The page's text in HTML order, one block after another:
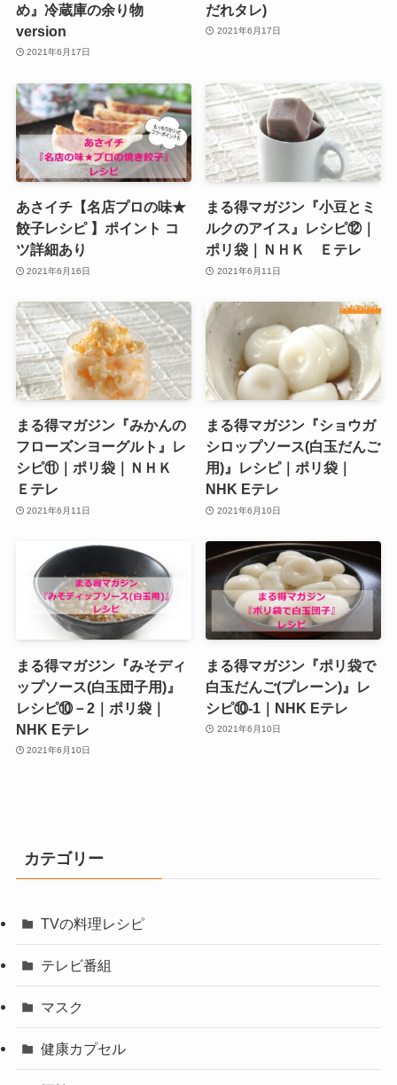
め』冷蔵庫の余り物
version
2021年6月17日
だれタレ)
2021年6月17日
あさイチ【名店プロの味★
餃子レシピ 】ポイント コ
ツ詳細あり
2021年6月16日
まる得マガジン『小豆とミ
ルクのアイス』レシピ⑫｜
ポリ袋｜ＮＨＫ Ｅテレ
2021年6月11日
まる得マガジン『みかんの
フローズンヨーグルト』レ
シピ⑪｜ポリ袋｜ＮＨＫ
Ｅテレ
2021年6月11日
まる得マガジン『ショウガ
シロップソース(白玉だんご
用)』レシピ｜ポリ袋｜
NHK Eテレ
2021年6月10日
まる得マガジン『みそディ
ップソース(白玉団子用)』
レシピ⑩－2｜ポリ袋｜
NHK Eテレ
2021年6月10日
まる得マガジン『ポリ袋で
白玉だんご(プレーン)』レ
シピ⑩‐1｜NHK Eテレ
2021年6月10日
カテゴリー
TVの料理レシピ
テレビ番組
マスク
健康カプセル